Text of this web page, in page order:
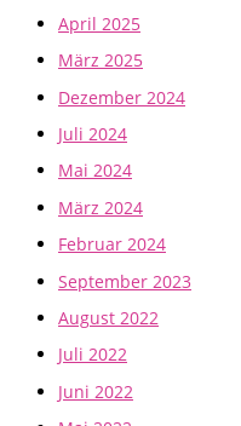
April 2025
März 2025
Dezember 2024
Juli 2024
Mai 2024
März 2024
Februar 2024
September 2023
August 2022
Juli 2022
Juni 2022